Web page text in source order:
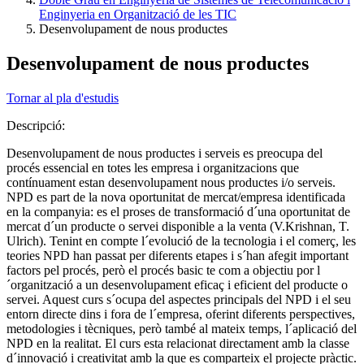
Enginyeria en Organització de les TIC
Desenvolupament de nous productes
Desenvolupament de nous productes
Tornar al pla d'estudis
Descripció:
Desenvolupament de nous productes i serveis es preocupa del
procés essencial en totes les empresa i organitzacions que
contínuament estan desenvolupament nous productes i/o serveis.
NPD es part de la nova oportunitat de mercat/empresa identificada
en la companyia: es el proses de transformació d´una oportunitat de
mercat d´un producte o servei disponible a la venta (V.Krishnan, T.
Ulrich). Tenint en compte l´evolució de la tecnologia i el comerç, les
teories NPD han passat per diferents etapes i s´han afegit important
factors pel procés, però el procés basic te com a objectiu por l
´organització a un desenvolupament eficaç i eficient del producte o
servei. Aquest curs s´ocupa del aspectes principals del NPD i el seu
entorn directe dins i fora de l´empresa, oferint diferents perspectives,
metodologies i tècniques, però també al mateix temps, l´aplicació del
NPD en la realitat. El curs esta relacionat directament amb la classe
d´innovació i creativitat amb la que es comparteix el projecte pràctic.